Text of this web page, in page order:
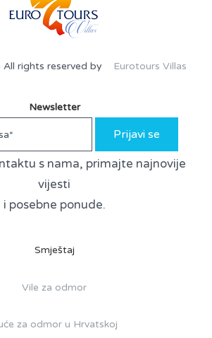
rights reserved by Eurotours Villas
Newsletter
Prijavi se
s nama, primajte najnovije
vijesti
i posebne ponude.
Smještaj
Vile za odmor
za odmor u Hrvatskoj